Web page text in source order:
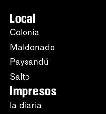
Local
Colonia
Maldonado
Paysandú
Salto
Impresos
la diaria